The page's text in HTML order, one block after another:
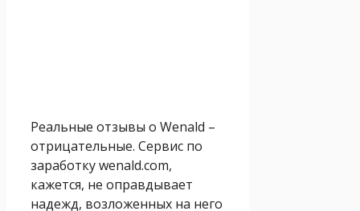
Реальные отзывы о Wenald –
отрицательные. Сервис по
заработку wenald.com,
кажется, не оправдывает
надежд, возложенных на него